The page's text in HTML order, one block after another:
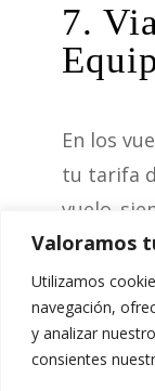
Valoramos
Utilizamos
navegación,
y analizar
consientes
7.
En los
tu tarifa
vuelo,
de
cm, así
en el